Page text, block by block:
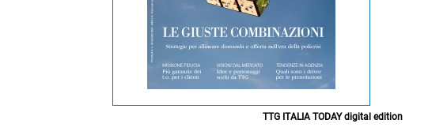
TTG ITALIA TODAY digital edition